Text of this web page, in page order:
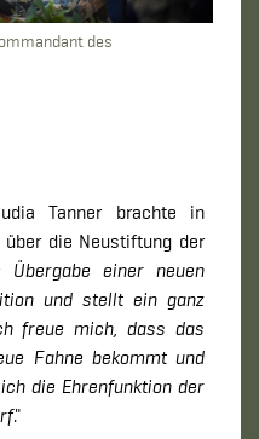
des
Tanner brachte in
die Neustiftung der
Übergabe einer neuen
und stellt ein ganz
freue mich, dass das
Fahne bekommt und
die Ehrenfunktion der
."